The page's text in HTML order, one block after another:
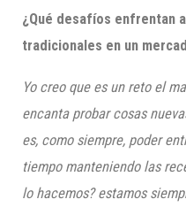
¿Qué desafíos enfrentan
tradicionales en un
Yo creo que es un reto el
encanta probar cosas
es, como siempre, poder
tiempo manteniendo las
lo hacemos? estamos